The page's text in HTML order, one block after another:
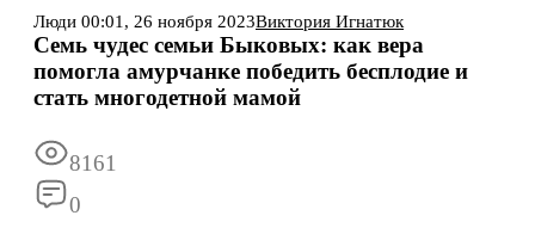
Подписка Реклама Все новости Архив
Люди 00:01, 26 ноября 2023Виктория Игнатюк
Семь чудес семьи Быковых: как вера
помогла амурчанке победить бесплодие и
стать многодетной мамой
8161
0